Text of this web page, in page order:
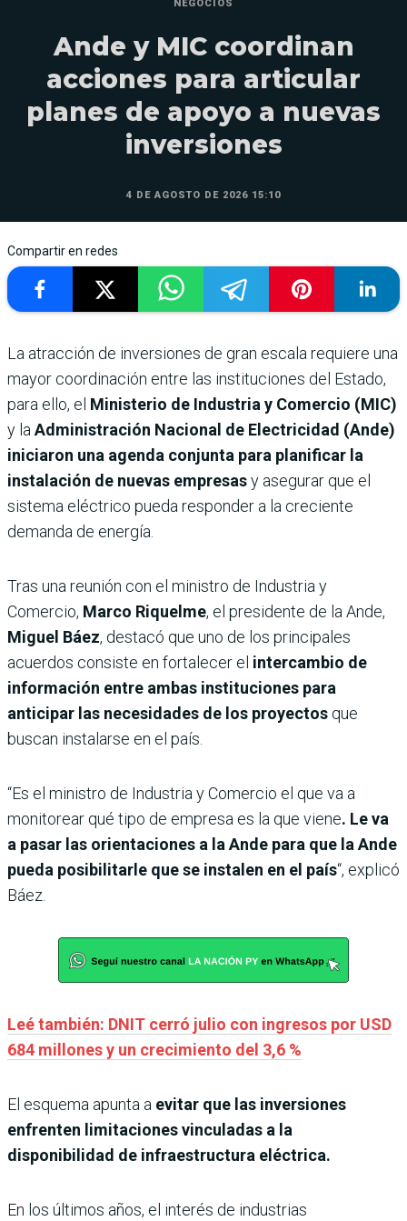
NEGOCIOS
Ande y MIC coordinan
acciones para articular
planes de apoyo a nuevas
inversiones
4 DE AGOSTO DE 2026 15:10
Compartir en redes
La atracción de inversiones de gran escala requiere una
mayor coordinación entre las instituciones del Estado,
para ello, el Ministerio de Industria y Comercio (MIC)
y la Administración Nacional de Electricidad (Ande)
iniciaron una agenda conjunta para planificar la
instalación de nuevas empresasy asegurar que el
sistema eléctrico pueda responder a la creciente
demanda de energía.
Tras una reunión con el ministro de Industria y
Comercio, Marco Riquelme, el presidente de la Ande,
Miguel Báez, destacó que uno de los principales
acuerdos consiste en fortalecer el intercambio de
información entre ambas instituciones para
anticipar las necesidades de los proyectos que
buscan instalarse en el país.
“Es el ministro de Industria y Comercio el que va a
monitorear qué tipo de empresa es la que viene. Le va
a pasar las orientaciones a la Ande para que la Ande
pueda posibilitarle que se instalen en el país“, explicó
Báez.
Leé también: DNIT cerró julio con ingresos por USD
684 millones y un crecimiento del 3,6 %
El esquema apunta a evitar que las inversiones
enfrenten limitaciones vinculadas a la
disponibilidad de infraestructura eléctrica.
En los últimos años, el interés de industrias